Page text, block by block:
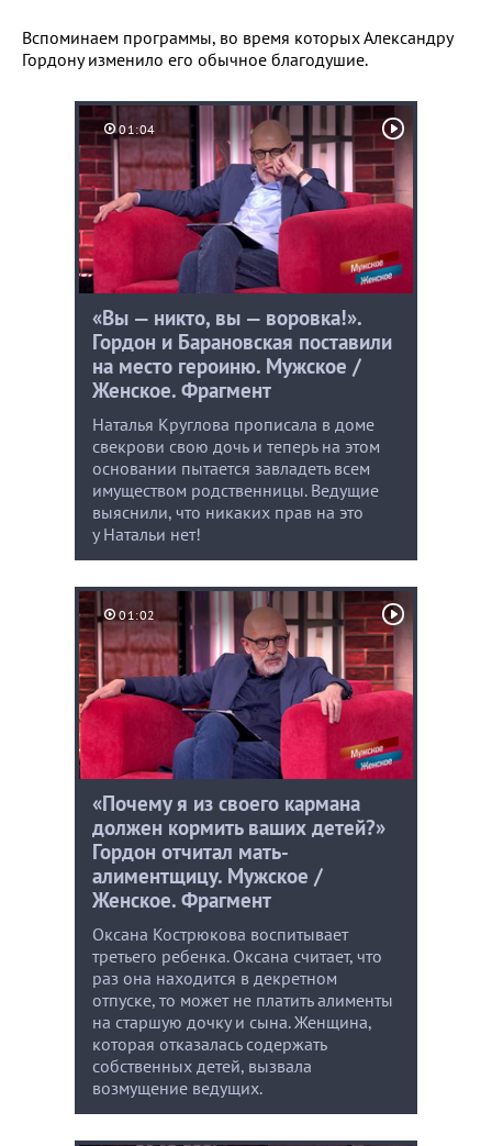
Вспоминаем программы, во время которых Александру
Гордону изменило его обычное благодушие.
01:04
«Вы — никто, вы — воровка!».
Гордон и Барановская поставили
на место героиню. Мужское /
Женское. Фрагмент
Наталья Круглова прописала в доме
свекрови свою дочь и теперь на этом
основании пытается завладеть всем
имуществом родственницы. Ведущие
выяснили, что никаких прав на это
у Натальи нет!
01:02
«Почему я из своего кармана
должен кормить ваших детей?»
Гордон отчитал мать-
алиментщицу. Мужское /
Женское. Фрагмент
Оксана Кострюкова воспитывает
третьего ребенка. Оксана считает, что
раз она находится в декретном
отпуске, то может не платить алименты
на старшую дочку и сына. Женщина,
которая отказалась содержать
собственных детей, вызвала
возмущение ведущих.